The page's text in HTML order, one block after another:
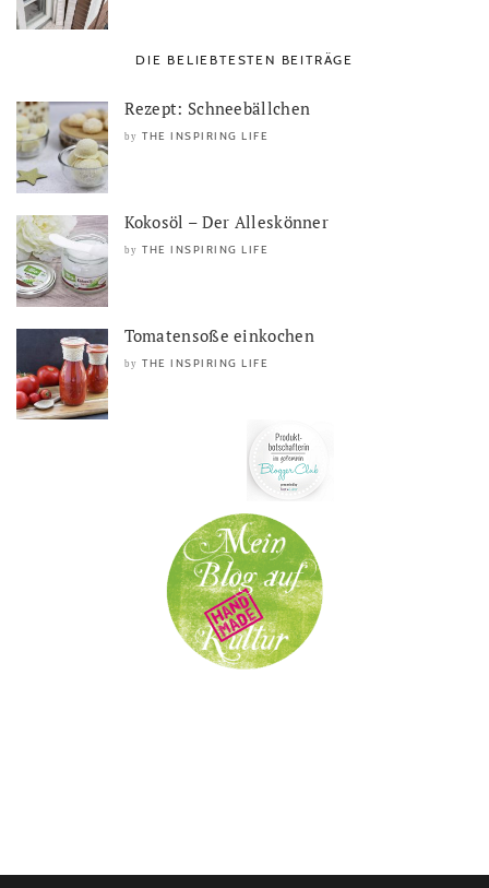
DIE BELIEBTESTEN BEITRÄGE
Rezept: Schneebällchen
by THE INSPIRING LIFE
Kokosöl – Der Alleskönner
by THE INSPIRING LIFE
Tomatensoße einkochen
by THE INSPIRING LIFE